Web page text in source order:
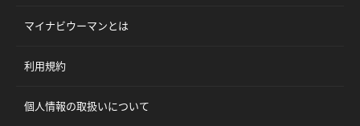
マイナビウーマンとは
利用規約
個人情報の取扱いについて